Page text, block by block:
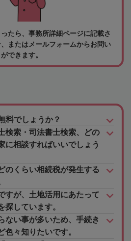
たら、事務所詳細ページに記載さ
またはメールフォームからお問い
できます。
料でしょうか？
検索・司法書士検索、どの
に相談すればいいでしょう
のくらい相続税が発生する
すが、土地活用にあたって
探しています。
ない事が多いため、手続き
色々知りたいです。